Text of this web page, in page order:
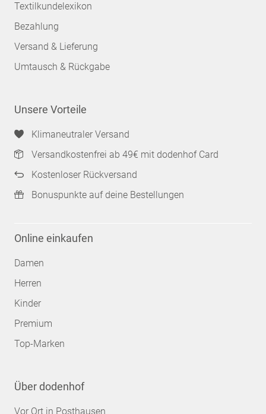
Textilkundelexikon
Bezahlung
Versand & Lieferung
Umtausch & Rückgabe
Unsere Vorteile
Klimaneutraler Versand
Versandkostenfrei ab 49€ mit dodenhof Card
Kostenloser Rückversand
Bonuspunkte auf deine Bestellungen
Online einkaufen
Damen
Herren
Kinder
Premium
Top-Marken
Über dodenhof
Vor Ort in Posthausen